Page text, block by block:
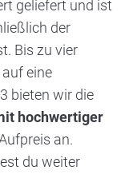
geliefert und ist
der
Bis zu vier
eine
bieten wir die
hochwertiger
an.
du weiter